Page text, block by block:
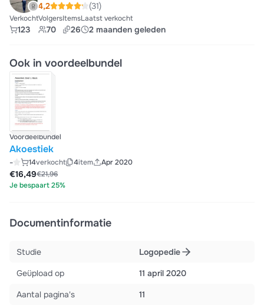
4,2 (31)
Verkocht
123
Volgers
70
Items
26
Laatst verkocht
2 maanden geleden
Ook in voordeelbundel
Voordeelbundel
Akoestiek
- 14verkocht 4item
Apr 2020
€21,96
€16,49
Je bespaart 25%
Documentinformatie
Studie
Logopedie
Geüpload op
11 april 2020
Aantal pagina's
11